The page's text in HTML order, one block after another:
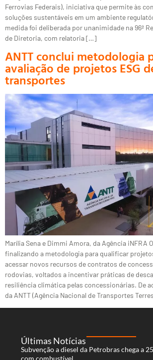
Ferrovias Federais), iniciativa que permite às
soluções sustentáveis em um ambiente
medida foi deliberada por unanimidade na 96ª
de Diretoria, com relatoria […]
ANTT conclui metodologia
avaliação de projetos ESG
transportes
Marília Sena e Dimmi Amora, da Agência iNFRA
finalizando a metodologia para qualificar
acessar novos recursos de contratos de
rodovias, voltados a incentivar práticas de
resiliência climática pelas concessionárias. De
da ANTT (Agência Nacional de Transportes
Últimas Notícias
Subvenção a diesel da Petrobras chega a
com combustível